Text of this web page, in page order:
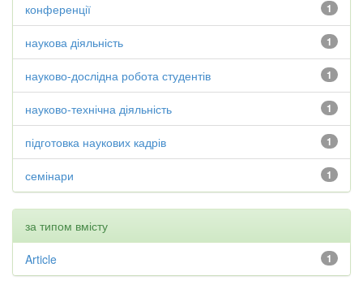
1
конференції
1
наукова діяльність
1
науково-дослідна робота студентів
1
науково-технічна діяльність
1
підготовка наукових кадрів
1
семінари
за типом вмісту
1
Article